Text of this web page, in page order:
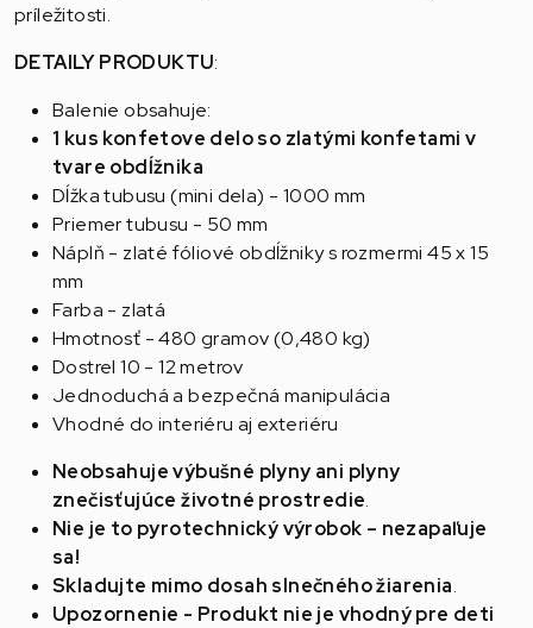
príležitosti.
DETAILY PRODUKTU:
Balenie obsahuje:
1 kus konfetove delo so zlatými konfetami v
tvare obdĺžnika
Dĺžka tubusu (mini dela) - 1000 mm
Priemer tubusu - 50 mm
Náplň - zlaté fóliové obdĺžniky s rozmermi 45 x 15
mm
Farba - zlatá
Hmotnosť - 480 gramov (0,480 kg)
Dostrel 10 - 12 metrov
Jednoduchá a bezpečná manipulácia
Vhodné do interiéru aj exteriéru
Neobsahuje výbušné plyny ani plyny
znečisťujúce životné prostredie.
Nie je to pyrotechnický výrobok – nezapaľuje
sa!
Skladujte mimo dosah slnečného žiarenia.
Upozornenie - Produkt nie je vhodný pre deti